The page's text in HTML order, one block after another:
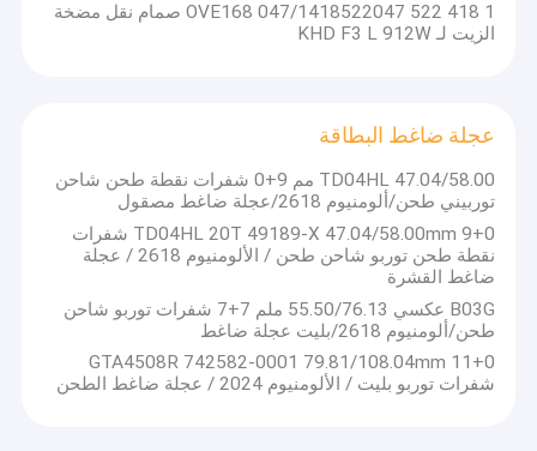
1 418 522 047/1418522047 OVE168 صمام نقل مضخة
الزيت لـ KHD F3 L 912W
عجلة ضاغط البطاقة
TD04HL 47.04/58.00 مم 9+0 شفرات نقطة طحن شاحن
توربيني طحن/ألومنيوم 2618/عجلة ضاغط مصقول
TD04HL 20T 49189-X 47.04/58.00mm 9+0 شفرات
نقطة طحن توربو شاحن طحن / الألومنيوم 2618 / عجلة
ضاغط القشرة
B03G عكسي 55.50/76.13 ملم 7+7 شفرات توربو شاحن
طحن/ألومنيوم 2618/بليت عجلة ضاغط
GTA4508R 742582-0001 79.81/108.04mm 11+0
شفرات توربو بليت / الألومنيوم 2024 / عجلة ضاغط الطحن